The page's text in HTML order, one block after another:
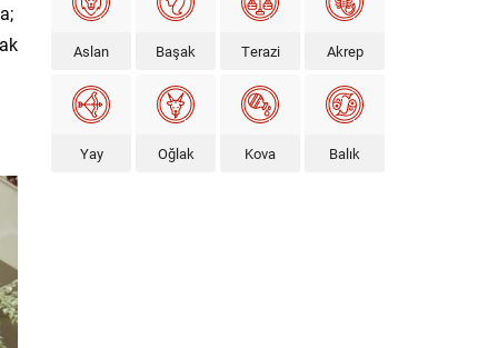
Aslan Başak Terazi Akrep
Yay Oğlak Kova Balık